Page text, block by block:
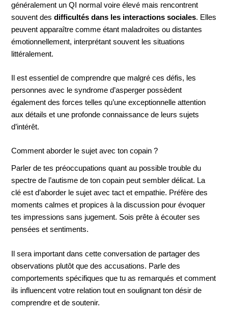
généralement un QI normal voire élevé mais rencontrent
souvent desdifficultés dans les interactions sociales. Elles
peuvent apparaître comme étant maladroites ou distantes
émotionnellement, interprétant souvent les situations
littéralement.
Il est essentiel de comprendre que malgré ces défis, les
personnes avec le syndrome d’asperger possèdent
également des forces telles qu’une exceptionnelle attention
aux détails et une profonde connaissance de leurs sujets
d’intérêt.
Comment aborder le sujet avec ton copain ?
Parler de tes préoccupations quant au possible trouble du
spectre de l’autisme de ton copain peut sembler délicat. La
clé est d’aborder le sujet avec tact et empathie. Préfère des
moments calmes et propices à la discussion pour évoquer
tes impressions sans jugement. Sois prête à écouter ses
pensées et sentiments.
Il sera important dans cette conversation de partager des
observations plutôt que des accusations. Parle des
comportements spécifiques que tu as remarqués et comment
ils influencent votre relation tout en soulignant ton désir de
comprendre et de soutenir.